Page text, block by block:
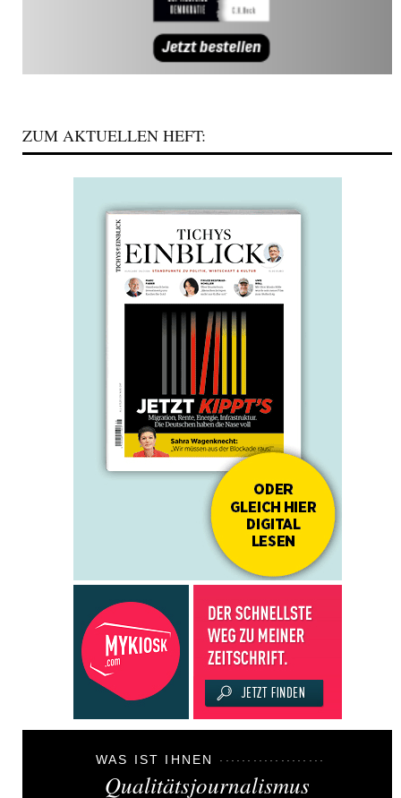
ZUM AKTUELLEN HEFT:
WAS IST IHNEN
Qualitätsjournalismus